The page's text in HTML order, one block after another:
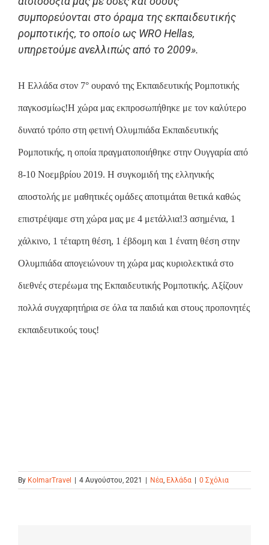
συμπορεύονται στο όραμα της εκπαιδευτικής
ρομποτικής, το οποίο ως WRO Hellas,
υπηρετούμε ανελλιπώς από το 2009».
Η Ελλάδα στον 7° ουρανό της Εκπαιδευτικής Ρομποτικής
παγκοσμίως!Η χώρα μας εκπροσωπήθηκε με τον καλύτερο
δυνατό τρόπο στη φετινή Ολυμπιάδα Εκπαιδευτικής
Ρομποτικής, η οποία πραγματοποιήθηκε στην Ουγγαρία από
8-10 Νοεμβρίου 2019. Η συγκομιδή της ελληνικής
αποστολής με μαθητικές ομάδες αποτιμάται θετικά καθώς
επιστρέψαμε στη χώρα μας με 4 μετάλλια!3 ασημένια, 1
χάλκινο, 1 τέταρτη θέση, 1 έβδομη και 1 ένατη θέση στην
Ολυμπιάδα απογειώνουν τη χώρα μας κυριολεκτικά στο
διεθνές στερέωμα της Εκπαιδευτικής Ρομποτικής. Αξίζουν
πολλά συγχαρητήρια σε όλα τα παιδιά και στους προπονητές
εκπαιδευτικούς τους!
By KolmarTravel 4 Αυγούστου, 2021 Νέα, Ελλάδα 0 Σχόλια